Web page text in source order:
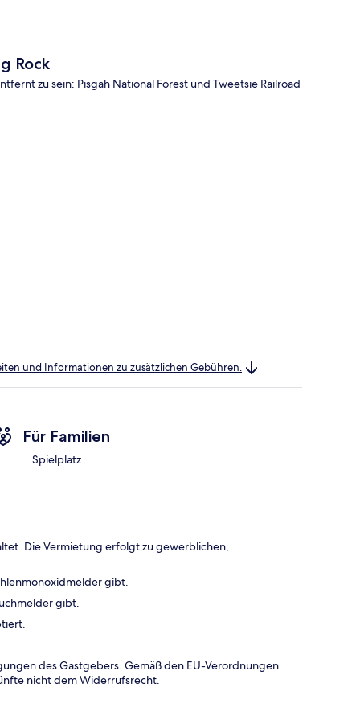
Rock
zu sein: Pisgah National Forest und Tweetsie Railroad
und Informationen zu zusätzlichen Gebühren.
Für Familien
Spielplatz
Die Vermietung erfolgt zu gewerblichen,
gibt.
gibt.
des Gastgebers. Gemäß den EU-Verordnungen
nicht dem Widerrufsrecht.